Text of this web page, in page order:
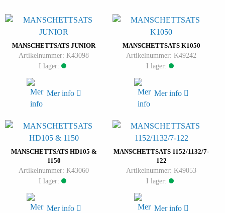
MANSCHETTSATS JUNIOR
Artikelnummer: K43098
I lager:
Mer info
MANSCHETTSATS K1050
Artikelnummer: K49242
I lager:
Mer info
MANSCHETTSATS HD105 &
1150
Artikelnummer: K43060
I lager:
Mer info
MANSCHETTSATS 1152/1132/7-
122
Artikelnummer: K49053
I lager:
Mer info